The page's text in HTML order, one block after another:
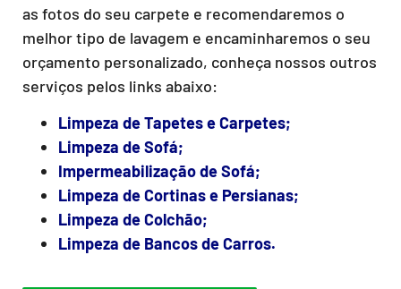
as fotos do seu carpete e recomendaremos o
melhor tipo de lavagem e encaminharemos o seu
orçamento personalizado, conheça nossos outros
serviços pelos links abaixo:
Limpeza de Tapetes e Carpetes;
Limpeza de Sofá;
Impermeabilização de Sofá;
Limpeza de Cortinas e Persianas;
Limpeza de Colchão;
Limpeza de Bancos de Carros.